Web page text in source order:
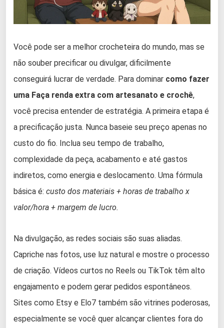
Você pode ser a melhor crocheteira do mundo, mas se
não souber precificar ou divulgar, dificilmente
conseguirá lucrar de verdade. Para dominar como fazer
uma Faça renda extra com artesanato e crochê,
você precisa entender de estratégia. A primeira etapa é
a precificação justa. Nunca baseie seu preço apenas no
custo do fio. Inclua seu tempo de trabalho,
complexidade da peça, acabamento e até gastos
indiretos, como energia e deslocamento. Uma fórmula
básica é: custo dos materiais + horas de trabalho x
valor/hora + margem de lucro.
Na divulgação, as redes sociais são suas aliadas.
Capriche nas fotos, use luz natural e mostre o processo
de criação. Vídeos curtos no Reels ou TikTok têm alto
engajamento e podem gerar pedidos espontâneos.
Sites como Etsy e Elo7 também são vitrines poderosas,
especialmente se você quer alcançar clientes fora do